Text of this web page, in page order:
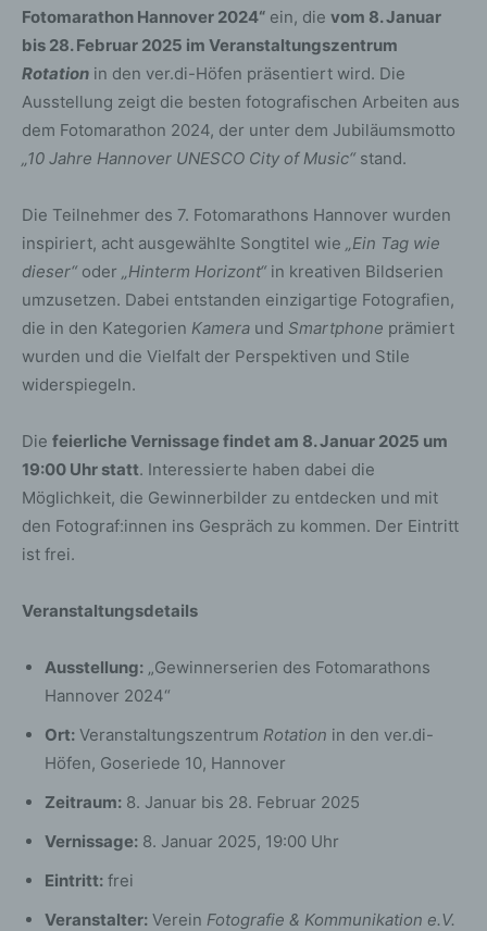
Fotomarathon Hannover 2024“ ein, die vom 8. Januar
bis 28. Februar 2025 im Veranstaltungszentrum
Rotation in den ver.di-Höfen präsentiert wird. Die
Ausstellung zeigt die besten fotografischen Arbeiten aus
dem Fotomarathon 2024, der unter dem Jubiläumsmotto
„10 Jahre Hannover UNESCO City of Music“stand.
Die Teilnehmer des 7. Fotomarathons Hannover wurden
inspiriert, acht ausgewählte Songtitel wie
„Ein Tag wie
dieser“oder „Hinterm Horizont“in kreativen Bildserien
umzusetzen. Dabei entstanden einzigartige Fotografien,
die in den Kategorien Kamera und Smartphone prämiert
wurden und die Vielfalt der Perspektiven und Stile
widerspiegeln.
Die feierliche Vernissage findet am 8. Januar 2025 um
19:00 Uhr statt. Interessierte haben dabei die
Möglichkeit, die Gewinnerbilder zu entdecken und mit
den Fotograf:innen ins Gespräch zu kommen. Der Eintritt
ist frei.
Veranstaltungsdetails
Ausstellung: „Gewinnerserien des Fotomarathons
Hannover 2024“
Ort: Veranstaltungszentrum Rotation in den ver.di-
Höfen, Goseriede 10, Hannover
Zeitraum: 8. Januar bis 28. Februar 2025
Vernissage: 8. Januar 2025, 19:00 Uhr
Eintritt: frei
Veranstalter: Verein Fotografie & Kommunikation e.V.